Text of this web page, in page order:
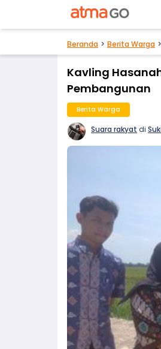
Beranda Berita Warga
Kavling
Pembangunan
Berita Warga
Suara rakyat di